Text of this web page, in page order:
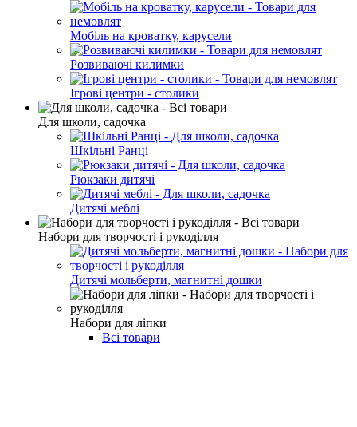
Мобіль на кроватку, карусели
Розвиваючі килимки
Ігрові центри - столики
Для школи, садочка
Шкільні Ранці
Рюкзаки дитячі
Дитячі меблі
Набори для творчості і рукоділля
Дитячі мольберти, магнитні дошки
Набори для ліпки
Всі товари